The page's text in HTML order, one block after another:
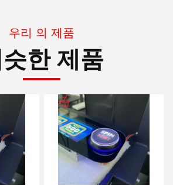
우리 의 제품
한 제품